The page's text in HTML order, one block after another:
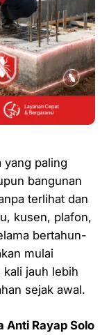
yang paling
bangunan
terlihat dan
kusen, plafon,
bertahun-
mulai
kali jauh lebih
sejak awal.
Anti Rayap Solo